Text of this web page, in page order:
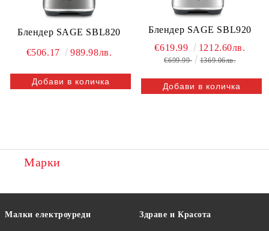
Блендер SAGE SBL820
€506.17
989.98лв.
Блендер SAGE SBL920
€619.99 1212.60лв.
€699.99 1369.06лв.
Марки
Малки електроуреди Здраве и Красота